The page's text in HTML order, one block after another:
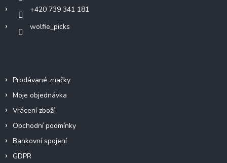
+420 739 341 181
wolfie_picks
Prodávané značky
Moje objednávka
Vrácení zboží
Obchodní podmínky
Bankovní spojení
GDPR